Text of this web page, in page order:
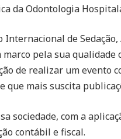
da Odontologia
de
pela sua
de realizar um evento
que mais suscita
sociedade, com a
contábil e fiscal.